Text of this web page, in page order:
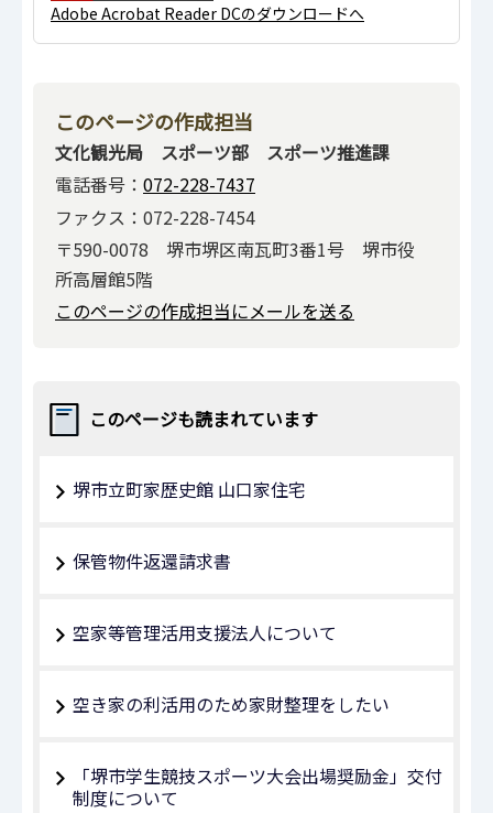
Adobe Acrobat Reader DCのダウンロードへ
このページの作成担当
文化観光局 スポーツ部 スポーツ推進課
電話番号： 072-228-7437
ファクス：072-228-7454
〒590-0078 堺市堺区南瓦町3番1号 堺市役
所高層館5階
このページの作成担当にメールを送る
このページも読まれています
堺市立町家歴史館 山口家住宅
保管物件返還請求書
空家等管理活用支援法人について
空き家の利活用のため家財整理をしたい
「堺市学生競技スポーツ大会出場奨励金」交付
制度について